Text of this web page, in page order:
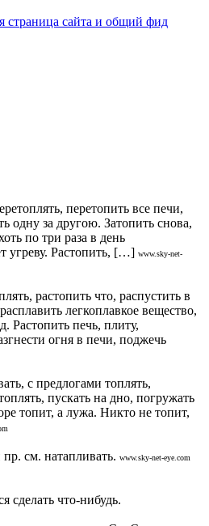
страница сайта и общий фид
перетопить все печи,
одну за другою. Затопить снова,
по три раза в день
угреву. Растопить, […] www.sky-net-
растопить что, распустить в
легкоплавкое вещество,
Растопить печь, плиту,
огня в печи, поджечь
с предлогами топлять,
пускать на дно, погружать
топит, а лужа. Никто не топит,
см. натапливать. www.sky-net-eye.com
сделать что-нибудь.